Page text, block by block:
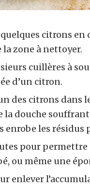
citrons en
zone à nettoyer.
cuillères à
d’un citron.
des citrons dans
la douche
enrobe les
pour permettre
ou même une
enlever